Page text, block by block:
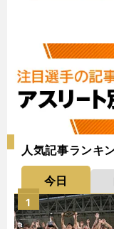
人気記事ランキ
今日
1